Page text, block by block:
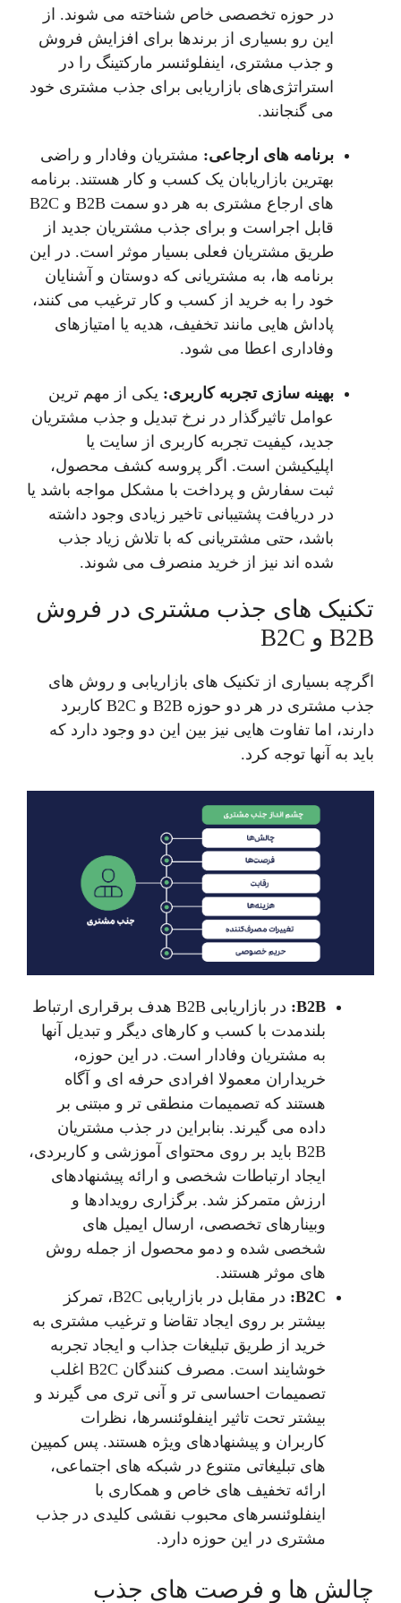
در حوزه تخصصی خاص شناخته می شوند. از
این رو بسیاری از برندها برای افزایش فروش
و جذب مشتری، اینفلوئنسر مارکتینگ را در
استراتژی‌های بازاریابی برای جذب مشتری خود
می گنجانند.
برنامه‌ های ارجاعی: مشتریان وفادار و راضی
بهترین بازاریابان یک کسب و کار هستند. برنامه
های ارجاع مشتری به هر دو سمت B2B و B2C
قابل اجراست و برای جذب مشتریان جدید از
طریق مشتریان فعلی بسیار موثر است. در این
برنامه ها، به مشتریانی که دوستان و آشنایان
خود را به خرید از کسب و کار ترغیب می کنند،
پاداش هایی مانند تخفیف، هدیه یا امتیازهای
وفاداری اعطا می شود.
بهینه‌ سازی تجربه کاربری: یکی از مهم ترین
عوامل تاثیرگذار در نرخ تبدیل و جذب مشتریان
جدید، کیفیت تجربه کاربری از سایت یا
اپلیکیشن است. اگر پروسه کشف محصول،
ثبت سفارش و پرداخت با مشکل مواجه باشد یا
در دریافت پشتیبانی تاخیر زیادی وجود داشته
باشد، حتی مشتریانی که با تلاش زیاد جذب
شده اند نیز از خرید منصرف می شوند.
تکنیک‌ های جذب مشتری در فروش
B2B و B2C
اگرچه بسیاری از تکنیک های بازاریابی و روش های
جذب مشتری در هر دو حوزه B2B و B2C کاربرد
دارند، اما تفاوت هایی نیز بین این دو وجود دارد که
باید به آنها توجه کرد.
B2B:
در بازاریابی B2B هدف برقراری ارتباط
بلندمدت با کسب و کارهای دیگر و تبدیل آنها
به مشتریان وفادار است. در این حوزه،
خریداران معمولا افرادی حرفه ای و آگاه
هستند که تصمیمات منطقی تر و مبتنی بر
داده می گیرند. بنابراین در جذب مشتریان
B2B باید بر روی محتوای آموزشی و کاربردی،
ایجاد ارتباطات شخصی و ارائه پیشنهادهای
ارزش متمرکز شد. برگزاری رویدادها و
وبینارهای تخصصی، ارسال ایمیل های
شخصی شده و دمو محصول از جمله روش
های موثر هستند.
B2C:
در مقابل در بازاریابی B2C، تمرکز
بیشتر بر روی ایجاد تقاضا و ترغیب مشتری به
خرید از طریق تبلیغات جذاب و ایجاد تجربه
خوشایند است. مصرف کنندگان B2C اغلب
تصمیمات احساسی تر و آنی تری می گیرند و
بیشتر تحت تاثیر اینفلوئنسرها، نظرات
کاربران و پیشنهادهای ویژه هستند. پس کمپین
های تبلیغاتی متنوع در شبکه های اجتماعی،
ارائه تخفیف های خاص و همکاری با
اینفلوئنسرهای محبوب نقشی کلیدی در جذب
مشتری در این حوزه دارد.
چالش ها و فرصت های جذب